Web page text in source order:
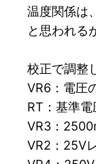
温度関係は
と思われる
校正で調整
VR6：電圧
RT：基準
VR3：
VR2：25V